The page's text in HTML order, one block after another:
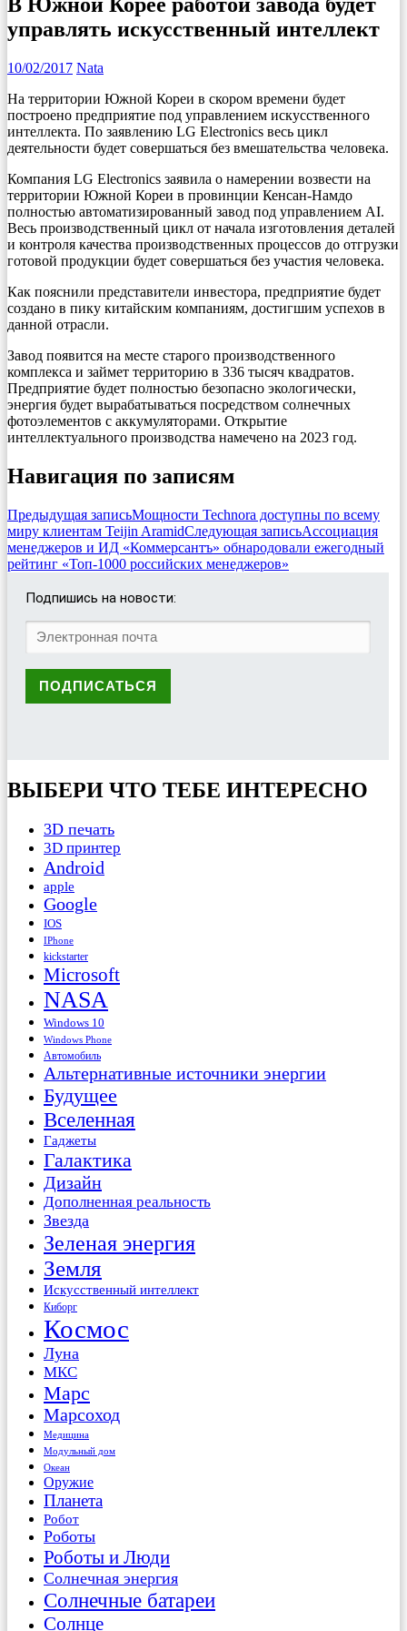
управлять искусственный интеллект
10/02/2017 Nata
На территории Южной Кореи в скором времени будет
построено предприятие под управлением искусственного
интеллекта. По заявлению LG Electronics весь цикл
деятельности будет совершаться без вмешательства человека.
Компания LG Electronics заявила о намерении возвести на
территории Южной Кореи в провинции Кенсан-Намдо
полностью автоматизированный завод под управлением AI.
Весь производственный цикл от начала изготовления деталей
и контроля качества производственных процессов до отгрузки
готовой продукции будет совершаться без участия человека.
Как пояснили представители инвестора, предприятие будет
создано в пику китайским компаниям, достигшим успехов в
данной отрасли.
Завод появится на месте старого производственного
комплекса и займет территорию в 336 тысяч квадратов.
Предприятие будет полностью безопасно экологически,
энергия будет вырабатываться посредством солнечных
фотоэлементов с аккумуляторами. Открытие
интеллектуального производства намечено на 2023 год.
Навигация по записям
Предыдущая записьМощности Technora доступны по всему
миру клиентам Teijin AramidСледующая записьАссоциация
менеджеров и ИД «Коммерсантъ» обнародовали ежегодный
рейтинг «Топ-1000 российских менеджеров»
Подпишись на новости:
ВЫБЕРИ ЧТО ТЕБЕ ИНТЕРЕСНО
3D печать
3D принтер
Android
apple
Google
IOS
IPhone
kickstarter
Microsoft
NASA
Windows 10
Windows Phone
Автомобиль
Альтернативные источники энергии
Будущее
Вселенная
Гаджеты
Галактика
Дизайн
Дополненная реальность
Звезда
Зеленая энергия
Земля
Искусственный интеллект
Киборг
Космос
Луна
МКС
Марс
Марсоход
Медицина
Модульный дом
Океан
Оружие
Планета
Робот
Роботы
Роботы и Люди
Солнечная энергия
Солнечные батареи
Солнце